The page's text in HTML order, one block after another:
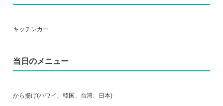
キッチンカー
当日のメニュー
から揚げ(ハワイ、韓国、台湾、日本)